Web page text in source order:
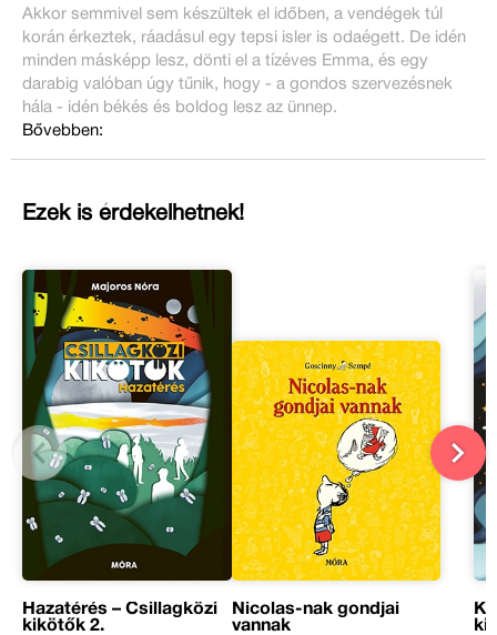
Akkor semmivel sem készültek el időben, a vendégek túl
korán érkeztek, ráadásul egy tepsi isler is odaégett. De idén
minden másképp lesz, dönti el a tízéves Emma, és egy
darabig valóban úgy tűnik, hogy - a gondos szervezésnek
hála - idén békés és boldog lesz az ünnep.
Bővebben:
Ezek is érdekelhetnek!
Hazatérés – Csillagközi
kikötők 2.
Nicolas-nak gondjai
vannak